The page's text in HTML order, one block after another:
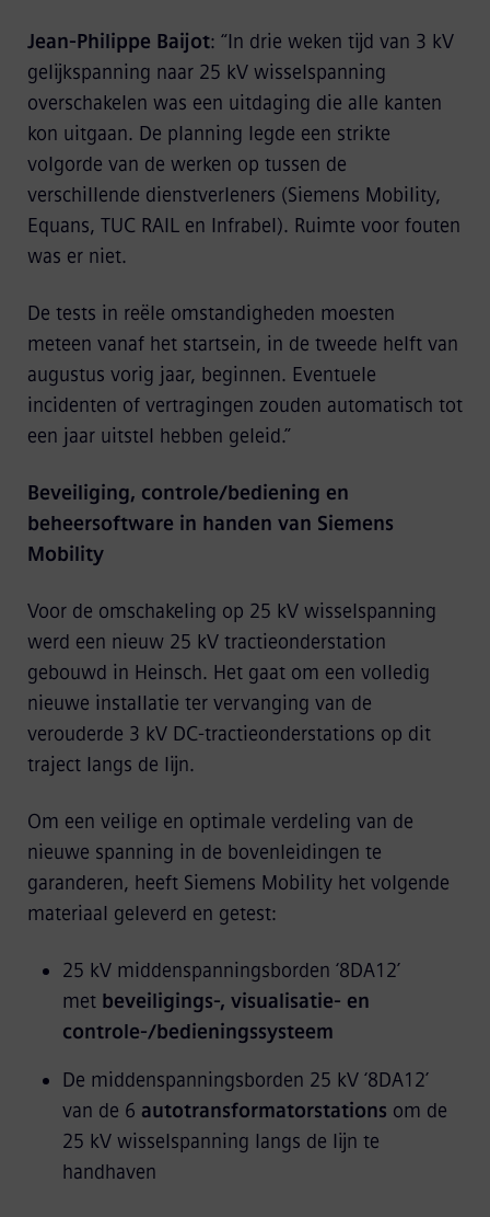
Jean-Philippe Baijot: “In drie weken tijd van 3 kV
gelijkspanning naar 25 kV wisselspanning
overschakelen was een uitdaging die alle kanten
kon uitgaan. De planning legde een strikte
volgorde van de werken op tussen de
verschillende dienstverleners (Siemens Mobility,
Equans, TUC RAIL en Infrabel). Ruimte voor fouten
was er niet.
De tests in reële omstandigheden moesten
meteen vanaf het startsein, in de tweede helft van
augustus vorig jaar, beginnen. Eventuele
incidenten of vertragingen zouden automatisch tot
een jaar uitstel hebben geleid.”
Beveiliging, controle/bediening en
beheersoftware in handen van Siemens
Mobility
Voor de omschakeling op 25 kV wisselspanning
werd een nieuw 25 kV tractieonderstation
gebouwd in Heinsch. Het gaat om een volledig
nieuwe installatie ter vervanging van de
verouderde 3 kV DC-tractieonderstations op dit
traject langs de lijn.
Om een veilige en optimale verdeling van de
nieuwe spanning in de bovenleidingen te
garanderen, heeft Siemens Mobility het volgende
materiaal geleverd en getest:
25 kV middenspanningsborden ‘8DA12’
met beveiligings-, visualisatie- en
controle-/bedieningssysteem
De middenspanningsborden 25 kV ‘8DA12’
van de 6 autotransformatorstations om de
25 kV wisselspanning langs de lijn te
handhaven